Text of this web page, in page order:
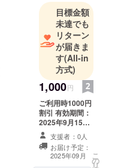
という形で
伝えていき
たいと思っ
ています。
今回は、そ
の第一歩と
して、新た
な集客と
サービス展
開のための
資金を募っ
ています。
目標金額
未達でも
リターン
が届きま
す(All-in
方式)
1,000円
ご利用時1000円
割引 有効期間：
2025年9月15
日〜2026年9月
14日まで有効 お
名前とメールア
ドレスを備考欄
支援者：0人
お届け予定：
2025年09月
こ
の
リ